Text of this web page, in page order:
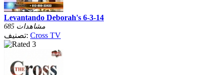
Levantando Deborah's 6-3-14
685 مشاهدات
تصنيف: Cross TV